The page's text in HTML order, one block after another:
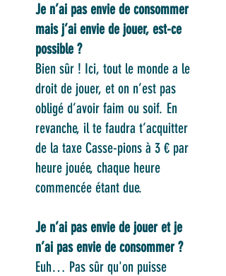
Je n’ai pas envie de consommer
mais j’ai envie de jouer, est-ce
possible ?
Bien sûr ! Ici, tout le monde a le
droit de jouer, et on n’est pas
obligé d’avoir faim ou soif. En
revanche, il te faudra t’acquitter
de la taxe Casse-pions à 3 € par
heure jouée, chaque heure
commencée étant due.
Je n’ai pas envie de jouer et je
n’ai pas envie de consommer ?
Euh… Pas sûr qu'on puisse